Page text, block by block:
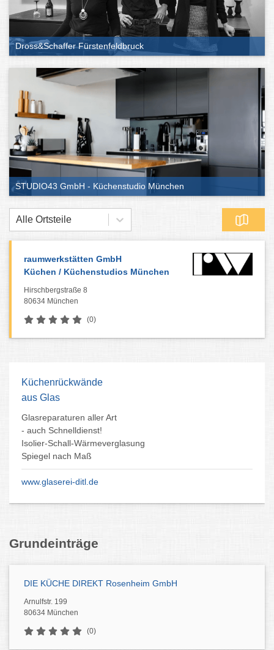
Dross&Schaffer Fürstenfeldbruck
STUDIO43 GmbH - Küchenstudio München
Alle Ortsteile
raumwerkstätten GmbH
Küchen / Küchenstudios München
Hirschbergstraße 8
80634 München
(0)
Küchenstudio München
Luxusküchen Einbauküchen
Küchenfachgeschäft 3D-Pläne
Schreinerküchen Küchengeräte
Küchenausstellung Markenküchen
Blanco Häfele Dorn Bracht KWC
Moderne zeitlose Küchen
Grundeinträge
DIE KÜCHE DIREKT Rosenheim GmbH
Arnulfstr. 199
80634 München
(0)